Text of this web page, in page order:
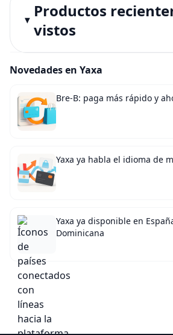
Productos
vistos
Novedades en Yaxa
Bre-B: paga más rápido y
Yaxa ya habla el idioma de
Yaxa ya disponible en
Dominicana